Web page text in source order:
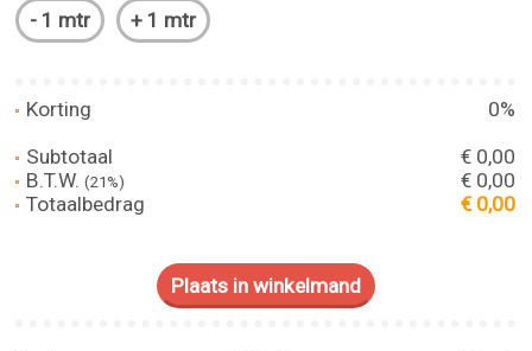
Korting
0%
Subtotaal
€ 0,00
B.T.W.(21%)
€ 0,00
Totaalbedrag
€ 0,00